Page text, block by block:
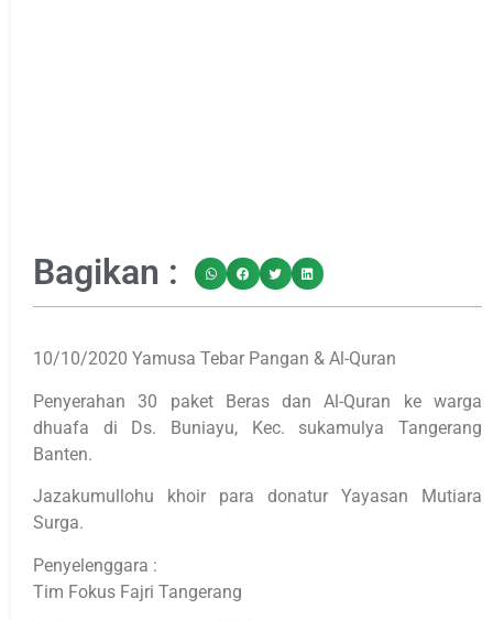
Bagikan :
10/10/2020 Yamusa Tebar Pangan & Al-Quran
Penyerahan 30 paket Beras dan Al-Quran ke warga
dhuafa di Ds. Buniayu, Kec. sukamulya Tangerang
Banten.
Jazakumullohu khoir para donatur Yayasan Mutiara
Surga.
Penyelenggara :
Tim Fokus Fajri Tangerang